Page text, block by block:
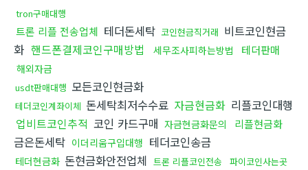
tron구매대행
트론 리플 전송업체 테더돈세탁 코인현금직거래 비트코인현금
화 핸드폰결제코인구매방법 세무조사피하는방법 테더판매
해외자금
usdt판매대행 모든코인현금화
테더코인계좌이체 돈세탁최저수수료 자금현금화 리플코인대행
업비트코인추적 코인 카드구매 자금현금화문의 리플현금화
금은돈세탁 이더리움구입대행 테더코인송금
테더현금화 돈현금화안전업체 트론 리플코인전송 파이코인사는곳